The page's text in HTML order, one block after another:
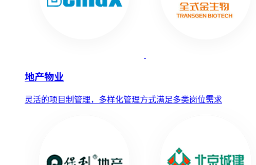
地产物业
灵活的项目制管理，多样化管理方式满足多类岗位需求